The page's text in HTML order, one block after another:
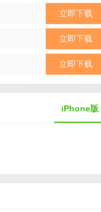
立即下载
立即下载
立即下载
iPhone版